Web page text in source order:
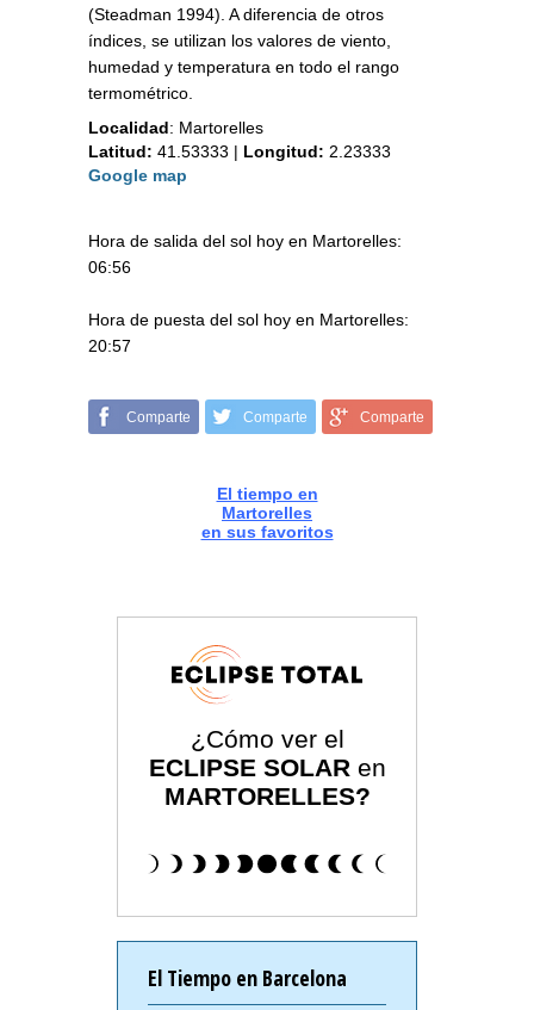
(Steadman 1994). A diferencia de otros
índices, se utilizan los valores de viento,
humedad y temperatura en todo el rango
termométrico.
Localidad: Martorelles
Latitud: 41.53333 | Longitud: 2.23333
Google map
Hora de salida del sol hoy en Martorelles:
06:56
Hora de puesta del sol hoy en Martorelles:
20:57
Comparte Comparte Comparte
El tiempo en
Martorelles
en sus favoritos
¿Cómo ver el
ECLIPSE SOLAR en
MARTORELLES?
El Tiempo en Barcelona